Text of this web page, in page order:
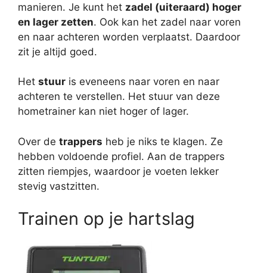
manieren. Je kunt het zadel (uiteraard) hoger
en lager zetten. Ook kan het zadel naar voren
en naar achteren worden verplaatst. Daardoor
zit je altijd goed.
Het stuur is eveneens naar voren en naar
achteren te verstellen. Het stuur van deze
hometrainer kan niet hoger of lager.
Over de trappers heb je niks te klagen. Ze
hebben voldoende profiel. Aan de trappers
zitten riempjes, waardoor je voeten lekker
stevig vastzitten.
Trainen op je hartslag